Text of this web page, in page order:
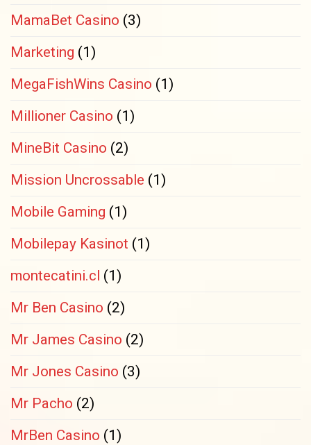
MamaBet Casino (3)
Marketing (1)
MegaFishWins Casino (1)
Millioner Casino (1)
MineBit Casino (2)
Mission Uncrossable (1)
Mobile Gaming (1)
Mobilepay Kasinot (1)
montecatini.cl (1)
Mr Ben Casino (2)
Mr James Casino (2)
Mr Jones Casino (3)
Mr Pacho (2)
MrBen Casino (1)